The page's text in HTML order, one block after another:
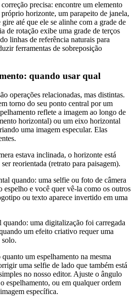
precisa: encontre um elemento
horizonte, um parapeito de janela,
até que ele se alinhe com a grade de
de rotação exibe uma grade de terços
linhas de referência naturais para
ferramentas de sobreposição
quando usar qual
operações relacionadas, mas distintas.
torno do seu ponto central por um
reflete a imagem ao longo de
horizontal) ou um eixo horizontal
uma imagem especular. Elas
estava inclinada, o horizonte está
reorientada (retrato para paisagem).
quando: uma selfie ou foto de câmera
espelho e você quer vê-la como os outros
ou texto aparece invertido em uma
quando: uma digitalização foi carregada
um efeito criativo requer uma
um espelhamento na mesma
uma selfie de lado que também está
no nosso editor. Ajuste o ângulo
espelhamento, ou em qualquer ordem
específica.